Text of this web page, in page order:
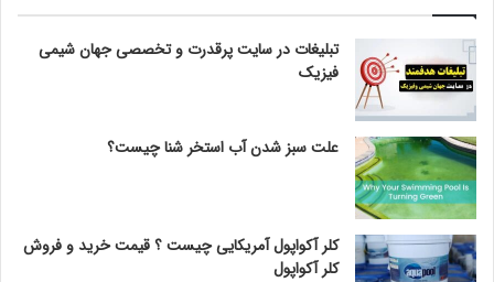
تبلیغات در سایت پرقدرت و تخصصی جهان شیمی
فیزیک
علت سبز شدن آب استخر شنا چیست؟
کلر آکواپول آمریکایی چیست ؟ قیمت خرید و فروش
کلر آکواپول